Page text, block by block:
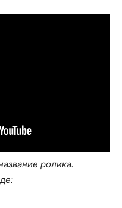
ролика.